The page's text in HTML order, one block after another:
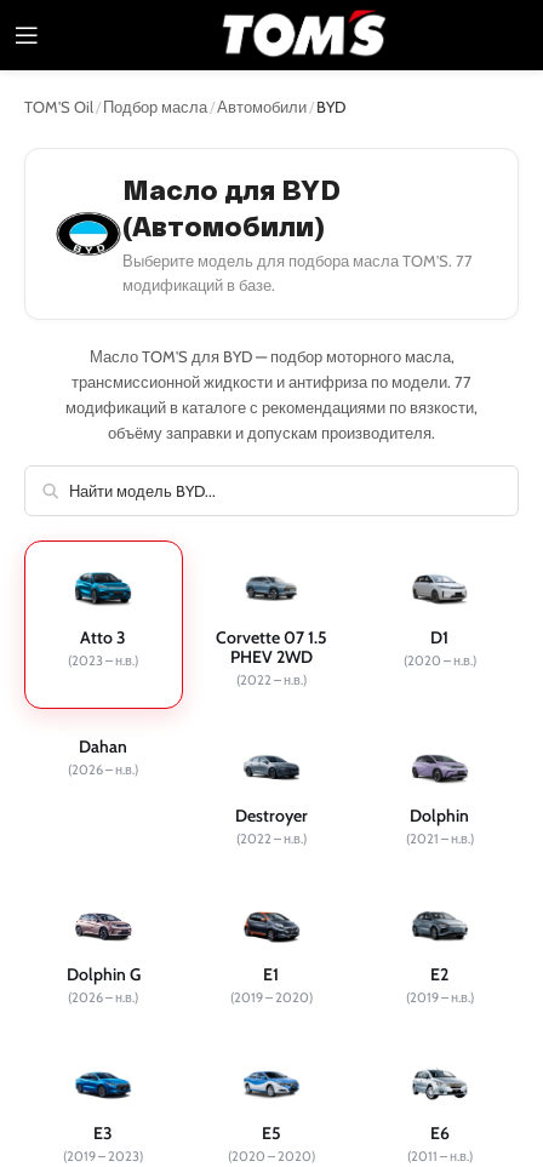
TOM'S Oil /Подбор масла/Автомобили/BYD
Масло для BYD
(Автомобили)
Выберите модель для подбора масла TOM'S. 77
модификаций в базе.
Масло TOM'S для BYD — подбор моторного масла,
трансмиссионной жидкости и антифриза по модели. 77
модификаций в каталоге с рекомендациями по вязкости,
объёму заправки и допускам производителя.
Atto 3
(2023 – н.в.)
Corvette 07 1.5
PHEV 2WD
(2022 – н.в.)
D1
(2020 – н.в.)
Dahan
(2026 – н.в.)
Destroyer
(2022 – н.в.)
Dolphin
(2021 – н.в.)
Dolphin G
(2026 – н.в.)
E1
(2019 – 2020)
E2
(2019 – н.в.)
E3
(2019 – 2023)
E5
(2020 – 2020)
E6
(2011 – н.в.)